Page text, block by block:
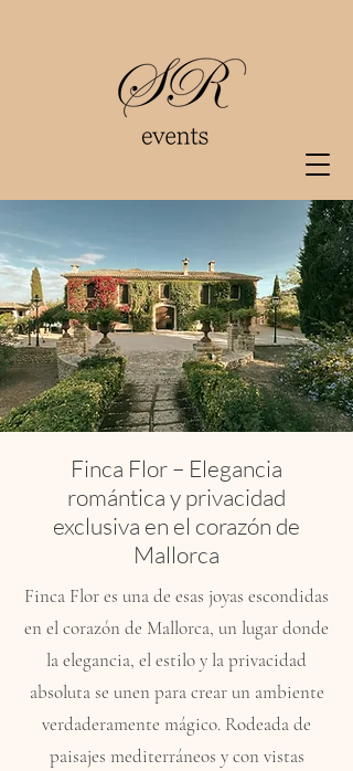
Finca Flor – Elegancia
romántica y privacidad
exclusiva en el corazón de
Mallorca
Finca Flor es una de esas joyas escondidas
en el corazón de Mallorca, un lugar donde
la elegancia, el estilo y la privacidad
absoluta se unen para crear un ambiente
verdaderamente mágico. Rodeada de
paisajes mediterráneos y con vistas